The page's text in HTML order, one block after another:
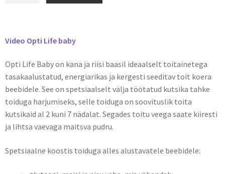
Video Opti Life baby
Opti Life Baby on kana ja riisi baasil ideaalselt toitainetega
tasakaalustatud, energiarikas ja kergesti seeditav toit koera
beebidele. See on spetsiaalselt välja töötatud kutsika tahke
toiduga harjumiseks, selle toiduga on soovituslik toita
kutsikaid al 2 kuni 7 nädalat. Segades toitu veega saate kiiresti
ja lihtsa vaevaga maitsva pudru.
Spetsiaalne koostis toiduga alles alustavatele beebidele: